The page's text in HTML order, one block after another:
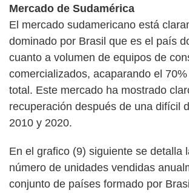
Mercado de Sudamérica
El mercado sudamericano está
dominado por Brasil que es el país
cuanto a volumen de equipos de
comercializados, acaparando el
total. Este mercado ha mostrado
recuperación después de una difícil
2010 y 2020.
En el grafico (9) siguiente se detalla
número de unidades vendidas
conjunto de países formado por